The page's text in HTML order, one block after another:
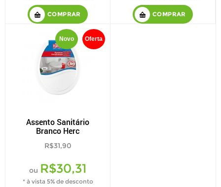
COMPRAR COMPRAR
Oferta
Novo
Assento Sanitário
Branco Herc
R$31,90
ou R$30,31
* à vista 5% de desconto